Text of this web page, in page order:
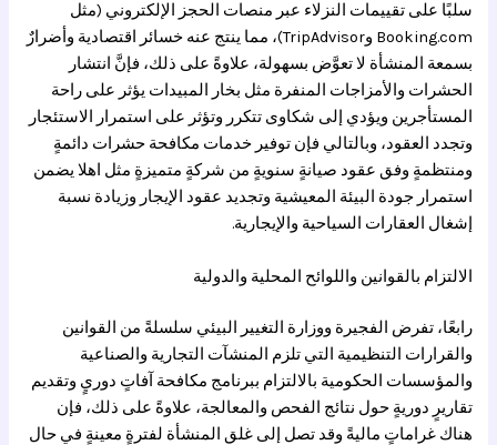
سلبًا على تقييمات النزلاء عبر منصات الحجز الإلكتروني (مثل
Booking.com وTripAdvisor)، مما ينتج عنه خسائر اقتصادية وأضرارٌ
بسمعة المنشأة لا تعوَّض بسهولة، علاوةً على ذلك، فإنَّ انتشار
الحشرات والأمزاجات المنفرة مثل بخار المبيدات يؤثر على راحة
المستأجرين ويؤدي إلى شكاوى تتكرر وتؤثر على استمرار الاستئجار
وتجدد العقود، وبالتالي فإن توفير خدمات مكافحة حشرات دائمةٍ
ومنتظمةٍ وفق عقود صيانةٍ سنويةٍ من شركةٍ متميزةٍ مثل اهلا يضمن
استمرار جودة البيئة المعيشية وتجديد عقود الإيجار وزيادة نسبة
إشغال العقارات السياحية والإيجارية.
الالتزام بالقوانين واللوائح المحلية والدولية
رابعًا، تفرض الفجيرة ووزارة التغيير البيئي سلسلةً من القوانين
والقرارات التنظيمية التي تلزم المنشآت التجارية والصناعية
والمؤسسات الحكومية بالالتزام ببرنامج مكافحة آفاتٍ دوريٍ وتقديم
تقاريرٍ دوريةٍ حول نتائج الفحص والمعالجة، علاوةً على ذلك، فإن
هناك غراماتٍ ماليةً وقد تصل إلى غلق المنشأة لفترةٍ معينةٍ في حال